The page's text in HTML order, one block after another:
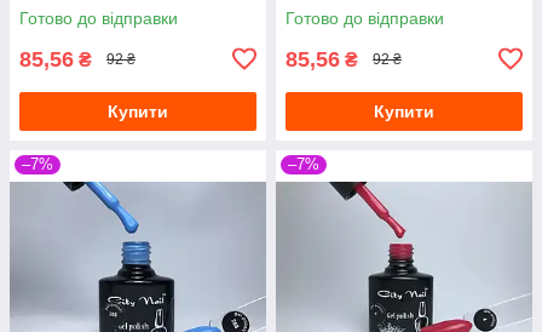
Готово до відправки
85,56 ₴ 92 ₴
Купити
Готово до відправки
85,56 ₴ 92 ₴
Купити
–7% –7%